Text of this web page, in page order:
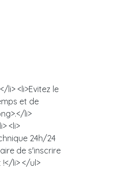
li> <li>Evitez le
et de
li>
<li>
24h/24
de s'inscrire
li> </ul>